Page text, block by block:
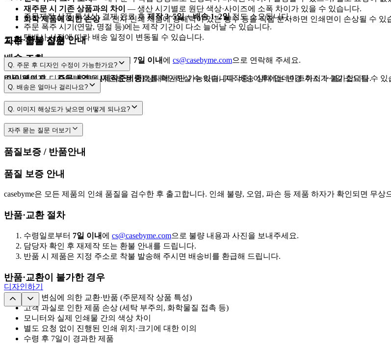
재주문 시 기존 상품과의 차이 — 생산 시기별로 원단 색상·사이즈에 소폭 차이가 있을 수 있습니다.
화학 제품에 의한 손상— 전사 인쇄 제품에 용해력이 있는 향수 등을 직접 분사하면 인쇄면이 손상될 수 있
교환·환불 신청 안내
제품 하자가 있는 경우, 수령일로부터 7일 이내 에 cs@casebyme.com으로 연락해 주세요.
주문 완료 후 디자인 변경은[제작준비중]상태에서만 가능하며, [제작중] 이후에는 변경·취소가 불가합니다.
주문제작 상품 특성상, 결제 완료 후 제작 3~5일 + 배송 1~2일정도 소요됩니다.
주문 폭주 시기(연말, 명절 등)에는 제작 기간이 다소 늘어날 수 있습니다.
택배사 사정에 따라 배송 일정이 변동될 수 있습니다.
배송 조회
[마이페이지 → 주문내역]에서 운송장 번호를 확인하실 수 있습니다. 배송 상태 업데이트까지 1~2일 소요될 수 있
자주 묻는 질문
Q. 주문 후 디자인 수정이 가능한가요?
[제작준비중]
Q. 배송은 얼마나 걸리나요?
3~5영업일 1~2영업일
Q. 이미지 해상도가 낮으면 어떻게 되나요?
자주 묻는 질문 더보기
품질보증 / 반품안내
품질 보증 안내
casebyme은 모든 제품의 인쇄 품질을 검수한 후 출고합니다. 인쇄 불량, 오염, 파손 등 제품 하자가 확인되면 무상
반품·교환 절차
수령일로부터 7일 이내 에 cs@casebyme.com으로 불량 내용과 사진을 보내주세요.
담당자 확인 후 재제작 또는 환불 안내를 드립니다.
반품 시 제품은 지정 주소로 착불 발송해 주시면 배송비를 환급해 드립니다.
반품·교환이 불가한 경우
단순 변심에 의한 교환·반품 (주문제작 상품 특성)
고객 과실로 인한 제품 손상 (세탁 부주의, 화학물질 접촉 등)
모니터와 실제 인쇄물 간의 색상 차이
별도 요청 없이 진행된 인쇄 위치·크기에 대한 이의
수령 후 7일이 경과한 제품
디자인하기